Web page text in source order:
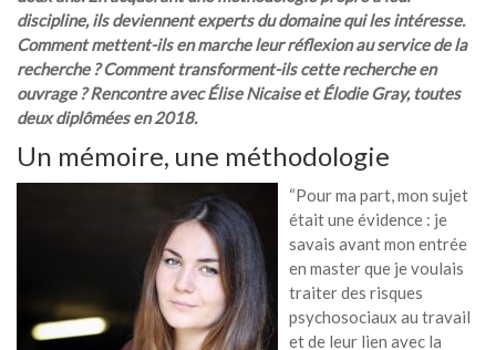
discipline, ils deviennent experts du domaine qui les intéresse.
Comment mettent-ils en marche leur réflexion au service de la
recherche ? Comment transforment-ils cette recherche en
ouvrage ? Rencontre avec Élise Nicaise et Élodie Gray, toutes
deux diplômées en 2018.
Un mémoire, une méthodologie
“Pour ma part, mon sujet
était une évidence : je
savais avant mon entrée
en master que je voulais
traiter des risques
psychosociaux au travail
et de leur lien avec la